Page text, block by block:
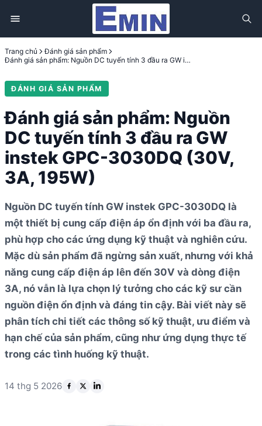
Trang chủ
Đánh giá sản phẩm
Đánh giá sản phẩm: Nguồn DC tuyến tính 3 đầu ra GW instek GPC-3030DQ (30V, 3A, 195W)
ĐÁNH GIÁ SẢN PHẨM
Đánh giá sản phẩm: Nguồn
DC tuyến tính 3 đầu ra GW
instek GPC-3030DQ (30V,
3A, 195W)
Nguồn DC tuyến tính GW instek GPC-3030DQ là
một thiết bị cung cấp điện áp ổn định với ba đầu ra,
phù hợp cho các ứng dụng kỹ thuật và nghiên cứu.
Mặc dù sản phẩm đã ngừng sản xuất, nhưng với khả
năng cung cấp điện áp lên đến 30V và dòng điện
3A, nó vẫn là lựa chọn lý tưởng cho các kỹ sư cần
nguồn điện ổn định và đáng tin cậy. Bài viết này sẽ
phân tích chi tiết các thông số kỹ thuật, ưu điểm và
hạn chế của sản phẩm, cũng như ứng dụng thực tế
trong các tình huống kỹ thuật.
14 thg 5 2026